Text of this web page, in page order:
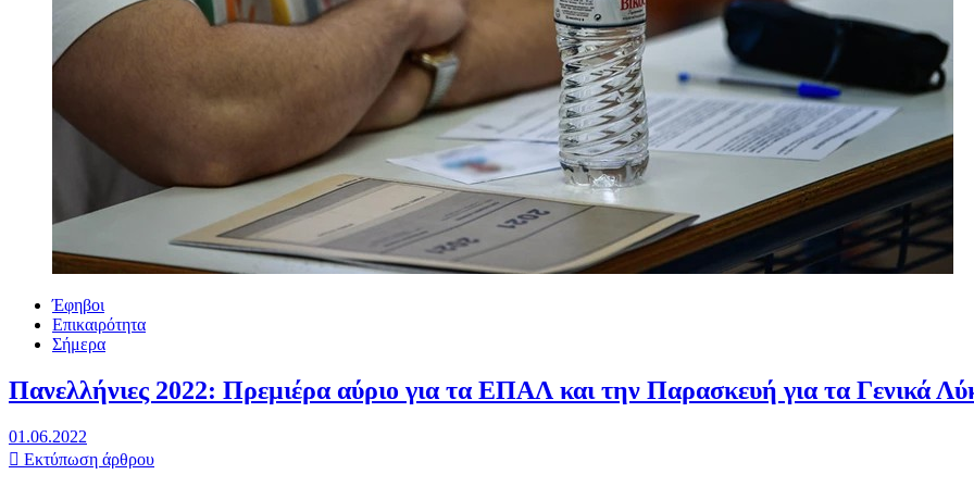
Έφηβοι
Επικαιρότητα
Σήμερα
Πανελλήνιες 2022: Πρεμιέρα αύριο για τα ΕΠΑΛ και την Παρασκευή για τα Γενικά
01.06.2022
Εκτύπωση άρθρου